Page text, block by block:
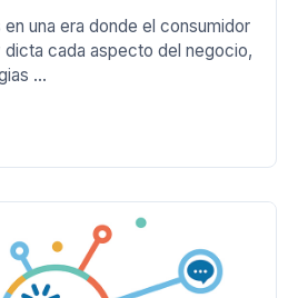
una era donde el consumidor
cada aspecto del negocio,
...